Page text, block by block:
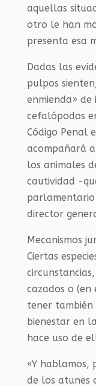
aquellas
otro le han
presenta esa
Dadas las
pulpos
enmienda»
cefalópodos
Código Penal
acompañará
los animales
cautividad -
director
Mecanismos
Ciertas
cazados o (en
tener también
bienestar en
hace uso de
«Y hablamos,
de los atunes